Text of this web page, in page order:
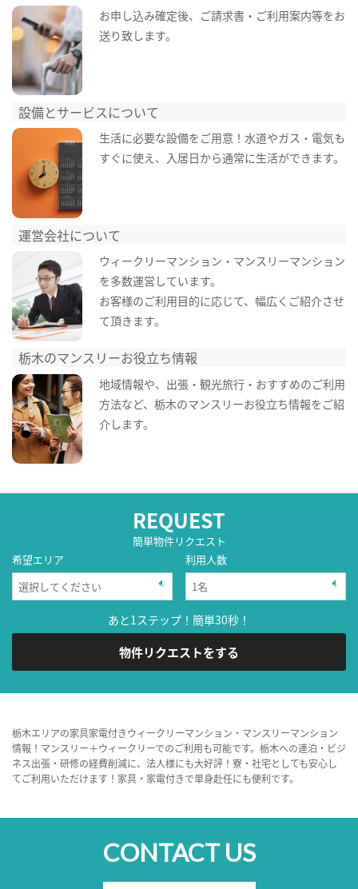
お申し込み確定後、ご請求書・ご利用案内等をお
送り致します。
設備とサービスについて
生活に必要な設備をご用意！水道やガス・電気も
すぐに使え、入居日から通常に生活ができます。
運営会社について
ウィークリーマンション・マンスリーマンション
を多数運営しています。
お客様のご利用目的に応じて、幅広くご紹介させ
て頂きます。
栃木のマンスリーお役立ち情報
地域情報や、出張・観光旅行・おすすめのご利用
方法など、栃木のマンスリーお役立ち情報をご紹
介します。
REQUEST
簡単物件リクエスト
希望エリア
利用人数
あと1ステップ！簡単30秒！
物件リクエストをする
栃木エリアの家具家電付きウィークリーマンション・マンスリーマンション
情報！マンスリー＋ウィークリーでのご利用も可能です。栃木への連泊・ビジ
ネス出張・研修の経費削減に、法人様にも大好評！寮・社宅としても安心し
てご利用いただけます！家具・家電付きで単身赴任にも便利です。
CONTACT US